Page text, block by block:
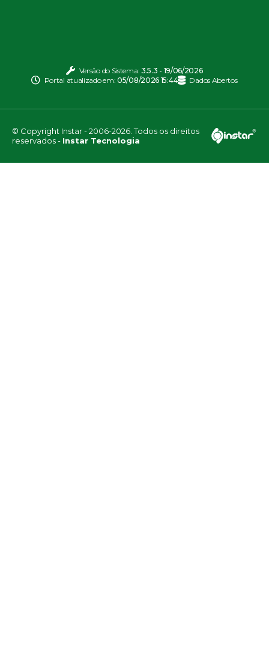
Versão do Sistema: 3.5.3 - 19/06/2026
Portal atualizado em:05/08/2026 15:44 Dados Abertos
© Copyright Instar - 2006-2026. Todos os direitos
reservados - Instar Tecnologia